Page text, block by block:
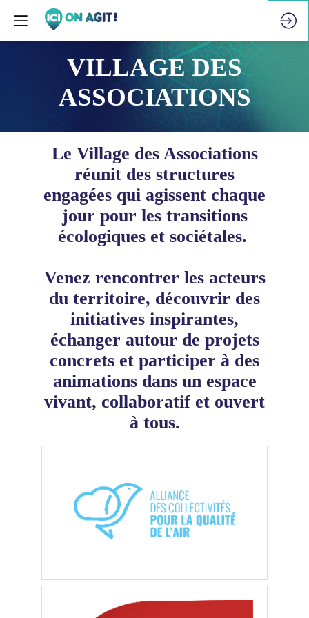
VILLAGE DES
ASSOCIATIONS
Le Village des Associations
réunit des structures
engagées qui agissent chaque
jour pour les transitions
écologiques et sociétales.
Venez rencontrer les acteurs
du territoire, découvrir des
initiatives inspirantes,
échanger autour de projets
concrets et participer à des
animations dans un espace
vivant, collaboratif et ouvert
à tous.